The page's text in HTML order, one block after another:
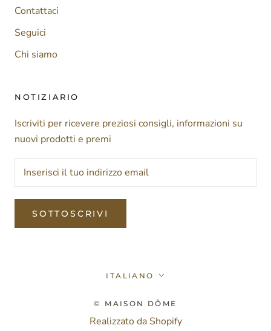
Contattaci
Seguici
Chi siamo
NOTIZIARIO
Iscriviti per ricevere preziosi consigli, informazioni su
nuovi prodotti e premi
SOTTOSCRIVI
Lingua
ITALIANO
© MAISON DÔME
Realizzato da Shopify